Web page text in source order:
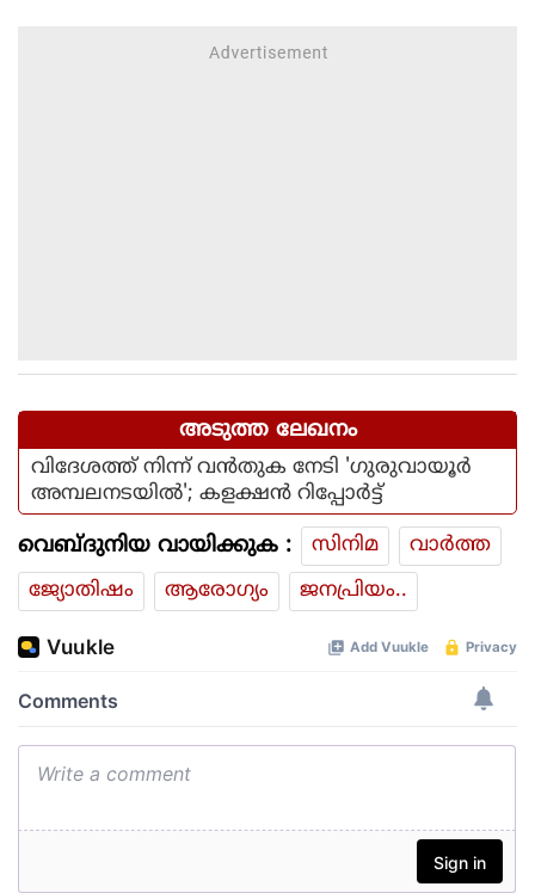
അടുത്ത ലേഖനം
വിദേശത്ത് നിന്ന് വൻതുക നേടി 'ഗുരുവായൂർ
അമ്പലനടയിൽ'; കളക്ഷൻ റിപ്പോർട്ട്
വെബ്ദുനിയ വായിക്കുക : സിനിമ
വാര്‍ത്ത
ജ്യോതിഷം
ആരോഗ്യം ജനപ്രിയം..